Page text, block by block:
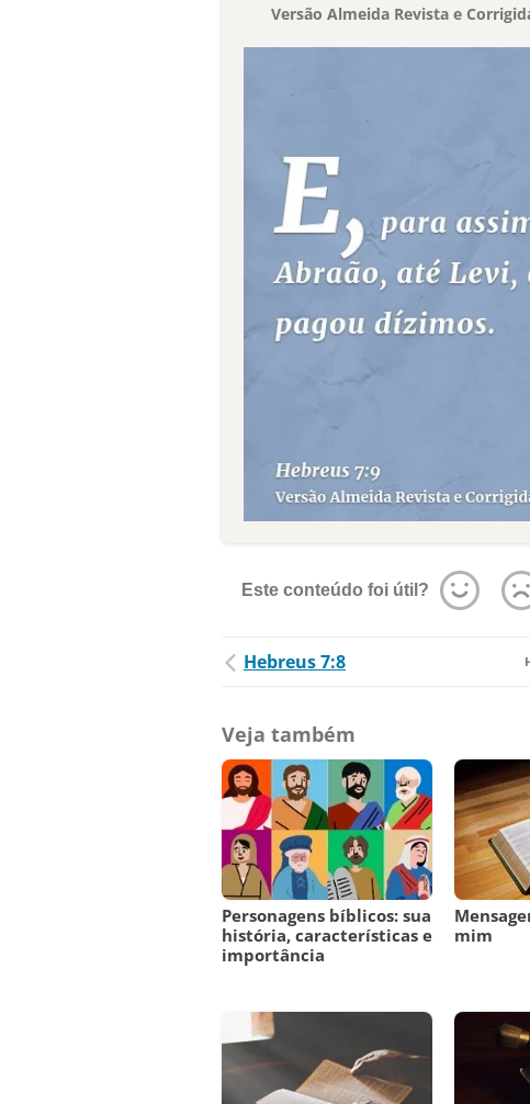
Versão Almeida Revista e
Este conteúdo foi útil?
Hebreus 7:8
Veja também
Personagens bíblicos: sua
história, características e
importância
mim